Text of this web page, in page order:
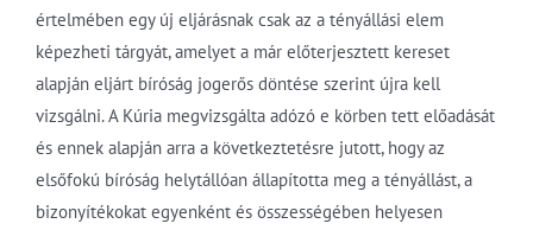
értelmében egy új eljárásnak csak az a tényállási elem
képezheti tárgyát, amelyet a már előterjesztett kereset
alapján eljárt bíróság jogerős döntése szerint újra kell
vizsgálni. A Kúria megvizsgálta adózó e körben tett előadását
és ennek alapján arra a következtetésre jutott, hogy az
elsőfokú bíróság helytállóan állapította meg a tényállást, a
bizonyítékokat egyenként és összességében helyesen